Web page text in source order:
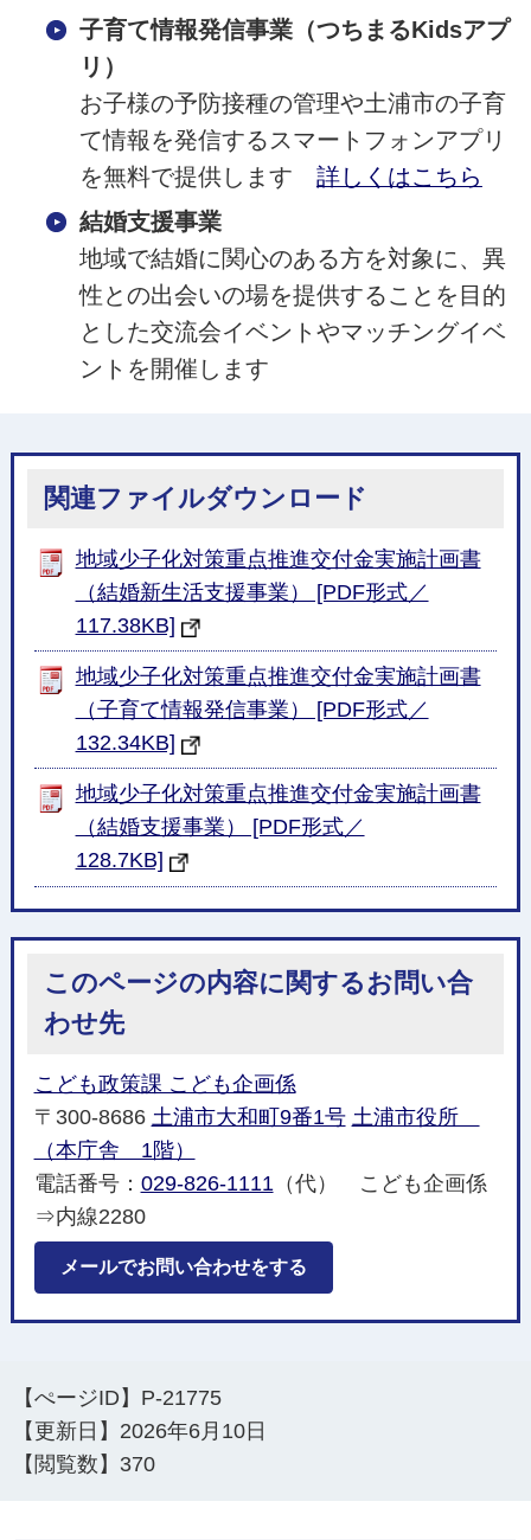
子育て情報発信事業（つちまるKidsアプ
リ）
お子様の予防接種の管理や土浦市の子育
て情報を発信するスマートフォンアプリ
を無料で提供します 詳しくはこちら
結婚支援事業
地域で結婚に関心のある方を対象に、異
性との出会いの場を提供することを目的
とした交流会イベントやマッチングイベ
ントを開催します
関連ファイルダウンロード
地域少子化対策重点推進交付金実施計画書
（結婚新生活支援事業） [PDF形式／
117.38KB]
地域少子化対策重点推進交付金実施計画書
（子育て情報発信事業） [PDF形式／
132.34KB]
地域少子化対策重点推進交付金実施計画書
（結婚支援事業） [PDF形式／
128.7KB]
このページの内容に関するお問い合
わせ先
こども政策課 こども企画係
〒300-8686 土浦市大和町9番1号 土浦市役所
（本庁舎 1階）
電話番号： 029-826-1111 （代） こども企画係
⇒内線2280
メールでお問い合わせをする
【ぺージID】 P-21775
【更新日】 2026年6月10日
【閲覧数】 370